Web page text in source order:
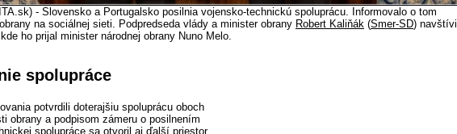
- Slovensko a Portugalsko posilnia vojensko-technickú spoluprácu. Informovalo o tom
na sociálnej sieti. Podpredseda vlády a minister obrany Robert Kaliňák (Smer-SD) navštívil
ho prijal minister národnej obrany Nuno Melo.
spolupráce
potvrdili doterajšiu spoluprácu oboch
obrany a podpisom zámeru o posilnením
spolupráce sa otvoril aj ďalší priestor